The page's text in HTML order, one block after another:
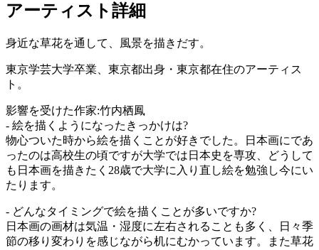
アーティスト詳細
身近な草花を通して、風景を描きだす。
東京学芸大学卒業、東京都出身・東京都在住のアーティス
ト。
影響を受けた作家:竹内栖鳳
- 絵を描くようになったきっかけは?
物心ついた時から絵を描くことが好きでした。日本画にであ
ったのは高校生の頃ですが大学では日本史を専攻、どうして
も日本画を描きたく28歳で大学に入り直し絵を勉強し今にい
たります。
- どんなタイミングで絵を描くことが多いですか?
日本画の画材は気温・湿度に左右されることも多く、日々季
節の移り変わりを感じながら机にむかっています。また草花